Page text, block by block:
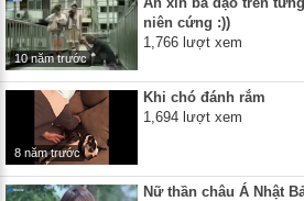
10 năm trước
niên cứng :))
1,766 lượt xem
8 năm trước
Khi chó đánh rắm
1,694 lượt xem
Nữ thần châu Á Nhật